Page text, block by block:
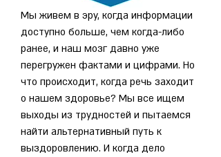
Мы живем в эру, когда информации
доступно больше, чем когда-либо
ранее, и наш мозг давно уже
перегружен фактами и цифрами. Но
что происходит, когда речь заходит
о нашем здоровье? Мы все ищем
выходы из трудностей и пытаемся
найти альтернативный путь к
выздоровлению. И когда дело